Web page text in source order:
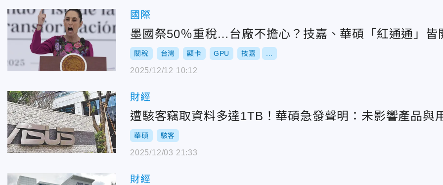
國際
墨國祭50％重稅…台廠不擔心？技嘉、華碩「紅通通」皆
關稅 台灣 顯卡 GPU 技嘉
2025/12/12 10:12
財經
遭駭客竊取資料多達1TB！華碩急發聲明：未影響產品與
華碩 駭客
2025/12/03 21:33
財經